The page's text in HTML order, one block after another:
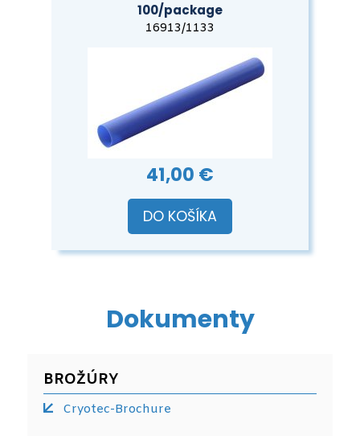
100/package
16913/1133
41,00 €
DO KOŠÍKA
Dokumenty
BROŽÚRY
Cryotec-Brochure